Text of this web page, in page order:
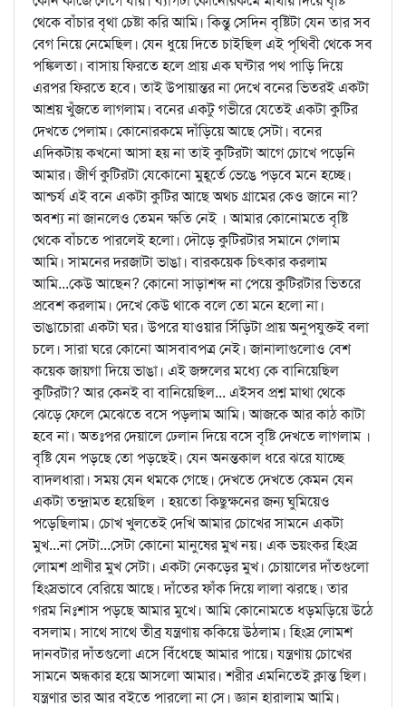
থেকে বাঁচার বৃথা চেষ্টা করি আমি। কিন্তু সেদিন বৃষ্টিটা যেন তার সব
বেগ নিয়ে নেমেছিল। যেন ধুয়ে দিতে চাইছিল এই পৃথিবী থেকে সব
পঙ্কিলতা। বাসায় ফিরতে হলে প্রায় এক ঘন্টার পথ পাড়ি দিয়ে
এরপর ফিরতে হবে। তাই উপায়ান্তর না দেখে বনের ভিতরই একটা
আশ্রয় খুঁজতে লাগলাম। বনের একটু গভীরে যেতেই একটা কুটির
দেখতে পেলাম। কোনোরকমে দাঁড়িয়ে আছে সেটা। বনের
এদিকটায় কখনো আসা হয় না তাই কুটিরটা আগে চোখে পড়েনি
আমার। জীর্ণ কুটিরটা যেকোনো মুহূর্তে ভেঙে পড়বে মনে হচ্ছে।
আশ্চর্য এই বনে একটা কুটির আছে অথচ গ্রামের কেও জানে না?
অবশ্য না জানলেও তেমন ক্ষতি নেই । আমার কোনোমতে বৃষ্টি
থেকে বাঁচতে পারলেই হলো। দৌড়ে কুটিরটার সমানে গেলাম
আমি। সামনের দরজাটা ভাঙা। বারকয়েক চিৎকার করলাম
আমি...কেউ আছেন? কোনো সাড়াশব্দ না পেয়ে কুটিরটার ভিতরে
প্রবেশ করলাম। দেখে কেউ থাকে বলে তো মনে হলো না।
ভাঙাচোরা একটা ঘর। উপরে যাওয়ার সিঁড়িটা প্রায় অনুপযুক্তই বলা
চলে। সারা ঘরে কোনো আসবাবপত্র নেই। জানালাগুলোও বেশ
কয়েক জায়গা দিয়ে ভাঙা। এই জঙ্গলের মধ্যে কে বানিয়েছিল
কুটিরটা? আর কেনই বা বানিয়েছিল... এইসব প্রশ্ন মাথা থেকে
ঝেড়ে ফেলে মেঝেতে বসে পড়লাম আমি। আজকে আর কাঠ কাটা
হবে না। অতঃপর দেয়ালে ঢেলান দিয়ে বসে বৃষ্টি দেখতে লাগলাম ।
বৃষ্টি যেন পড়ছে তো পড়ছেই। যেন অনন্তকাল ধরে ঝরে যাচ্ছে
বাদলধারা। সময় যেন থমকে গেছে। দেখতে দেখতে কেমন যেন
একটা তন্দ্রামত হয়েছিল । হয়তো কিছুক্ষনের জন্য ঘুমিয়েও
পড়েছিলাম। চোখ খুলতেই দেখি আমার চোখের সামনে একটা
মুখ...না সেটা...সেটা কোনো মানুষের মুখ নয়। এক ভয়ংকর হিংস্র
লোমশ প্রাণীর মুখ সেটা। একটা নেকড়ের মুখ। চোয়ালের দাঁতগুলো
হিংস্রভাবে বেরিয়ে আছে। দাঁতের ফাঁক দিয়ে লালা ঝরছে। তার
গরম নিঃশাস পড়ছে আমার মুখে। আমি কোনোমতে ধড়মড়িয়ে উঠে
বসলাম। সাথে সাথে তীব্র যন্ত্রণায় ককিয়ে উঠলাম। হিংস্র লোমশ
দানবটার দাঁতগুলো এসে বিঁধেছে আমার পায়ে। যন্ত্রণায় চোখের
সামনে অন্ধকার হয়ে আসলো আমার। শরীর এমনিতেই ক্লান্ত ছিল।
যন্ত্রণার ভার আর বইতে পারলো না সে। জ্ঞান হারালাম আমি।